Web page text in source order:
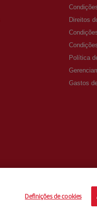
Direitos
Política
Gastos
Definições de cookies